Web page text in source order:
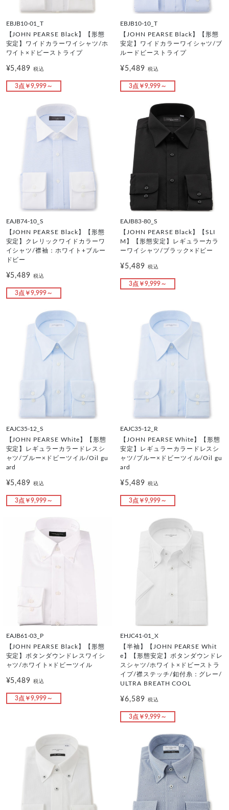
EBJB10-01_T
【JOHN PEARSE Black】【形態
安定】ワイドカラーワイシャツ/ホ
ワイト×ドビーストライプ
¥5,489税込
3点￥9,999～
EBJB10-10_T
【JOHN PEARSE Black】【形態
安定】ワイドカラーワイシャツ/ブ
ルードビーストライプ
¥5,489 税込
3点￥9,999～
EAJB74-10_S
【JOHN PEARSE Black】【形態
安定】クレリックワイドカラーワ
イシャツ/襟袖：ホワイト+ブルー
ドビー
¥5,489税込
3点￥9,999～
EAJB83-80_S
【JOHN PEARSE Black】【SLI
M】【形態安定】レギュラーカラ
ーワイシャツ/ブラック×ドビー
¥5,489 税込
3点￥9,999～
EAJC35-12_S
【JOHN PEARSE White】【形態
安定】レギュラーカラードレスシ
ャツ/ブルー×ドビーツイル/Oil gu
ard
¥5,489税込
3点￥9,999～
EAJC35-12_R
【JOHN PEARSE White】【形態
安定】レギュラーカラードレスシ
ャツ/ブルー×ドビーツイル/Oil gu
ard
¥5,489 税込
3点￥9,999～
EAJB61-03_P
【JOHN PEARSE Black】【形態
安定】ボタンダウンドレスワイシ
ャツ/ホワイト×ドビーツイル
¥5,489税込
3点￥9,999～
EHJC41-01_X
【半袖】【JOHN PEARSE Whit
e】【形態安定】ボタンダウンドレ
スシャツ/ホワイト×ドビーストラ
イプ/襟ステッチ/釦付糸：グレー/
ULTRA BREATH COOL
¥6,589 税込
3点￥9,999～